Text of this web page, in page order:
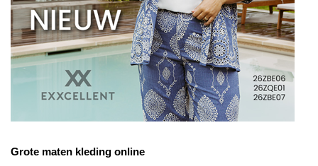
Grote maten kleding online